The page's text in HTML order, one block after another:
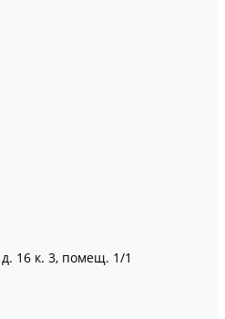
16 к. 3, помещ. 1/1